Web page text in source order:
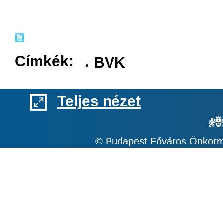
Címkék: BVK
Teljes nézet
© Budapest Főváros